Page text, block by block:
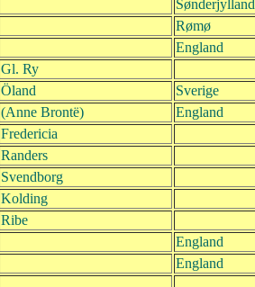
Sønderjylland
Rømø
England
Gl. Ry
Öland
Sverige
(Anne Brontë)
England
Fredericia
Randers
Svendborg
Kolding
Ribe
England
England